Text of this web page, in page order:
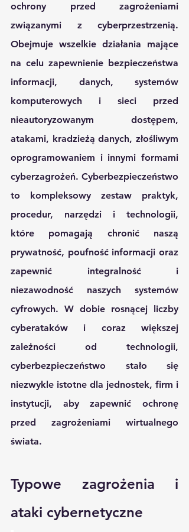
ochrony przed zagrożeniami
związanymi z cyberprzestrzenią.
Obejmuje wszelkie działania mające
na celu zapewnienie bezpieczeństwa
informacji, danych, systemów
komputerowych i sieci przed
nieautoryzowanym dostępem,
atakami, kradzieżą danych, złośliwym
oprogramowaniem i innymi formami
cyberzagrożeń. Cyberbezpieczeństwo
to kompleksowy zestaw praktyk,
procedur, narzędzi i technologii,
które pomagają chronić naszą
prywatność, poufność informacji oraz
zapewnić integralność i
niezawodność naszych systemów
cyfrowych. W dobie rosnącej liczby
cyberataków i coraz większej
zależności od technologii,
cyberbezpieczeństwo stało się
niezwykle istotne dla jednostek, firm i
instytucji, aby zapewnić ochronę
przed zagrożeniami wirtualnego
świata.
Typowe zagrożenia i
ataki cybernetyczne